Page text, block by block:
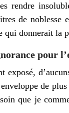
rendre
de
qui donnerait la
pour
exposé,
de
que je